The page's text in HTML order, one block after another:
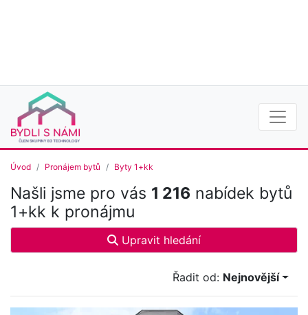
Úvod Pronájem bytů Byty 1+kk
Našli jsme pro vás 1 216 nabídek bytů
1+kk k pronájmu
Upravit hledání
Řadit od: Nejnovější